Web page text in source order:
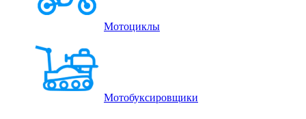
Мотоциклы
Мотобуксировщики